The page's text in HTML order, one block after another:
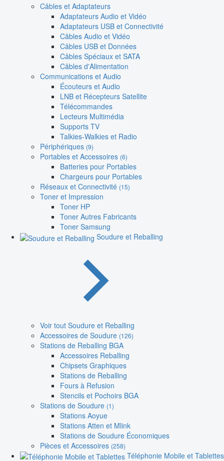
Câbles et Adaptateurs
Adaptateurs Audio et Vidéo
Adaptateurs USB et Connectivité
Câbles Audio et Vidéo
Câbles USB et Données
Câbles Spéciaux et SATA
Câbles d'Alimentation
Communications et Audio
Écouteurs et Audio
LNB et Récepteurs Satellite
Télécommandes
Lecteurs Multimédia
Supports TV
Talkies-Walkies et Radio
Périphériques (9)
Portables et Accessoires (6)
Batteries pour Portables
Chargeurs pour Portables
Réseaux et Connectivité (15)
Toner et Impression
Toner HP
Toner Autres Fabricants
Toner Samsung
Soudure et Reballing
Voir tout Soudure et Reballing
Accessoires de Soudure (126)
Stations de Reballing BGA
Accessoires Reballing
Chipsets Graphiques
Stations de Reballing
Fours à Refusion
Stencils et Pochoirs BGA
Stations de Soudure (1)
Stations Aoyue
Stations Atten et Mlink
Stations de Soudure Économiques
Pièces et Accessoires (258)
Téléphonie Mobile et Tablettes